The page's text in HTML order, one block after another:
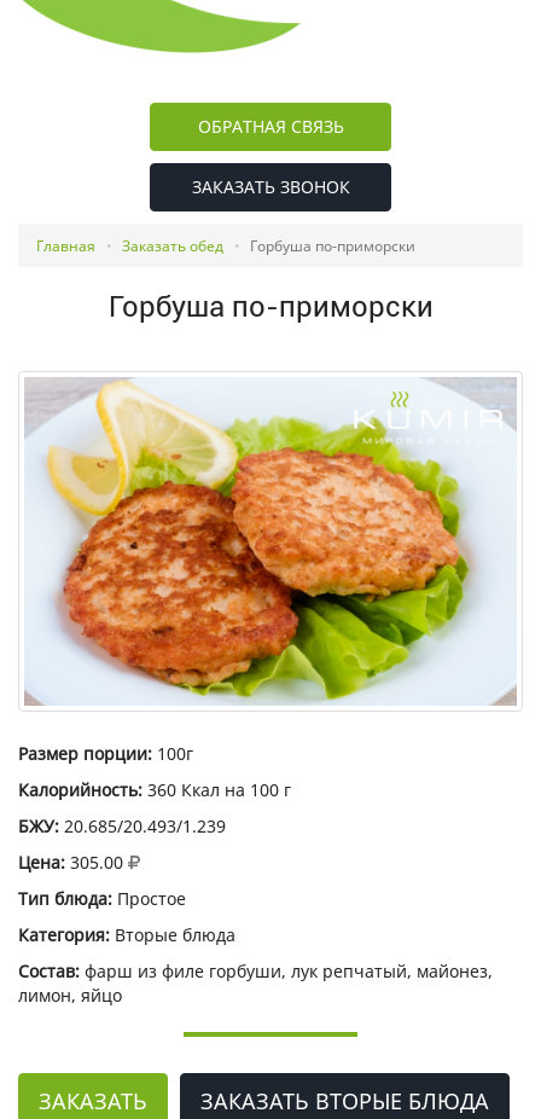
ОБРАТНАЯ СВЯЗЬ
ЗАКАЗАТЬ ЗВОНОК
Главная Заказать обед Горбуша по-приморски
Горбуша по-приморски
Размер порции: 100г
Калорийность: 360 Ккал на 100 г
БЖУ: 20.685/20.493/1.239
Цена: 305.00
Тип блюда: Простое
Категория: Вторые блюда
Состав: фарш из филе горбуши, лук репчатый, майонез,
лимон, яйцо
ЗАКАЗАТЬ ЗАКАЗАТЬ ВТОРЫЕ БЛЮДА